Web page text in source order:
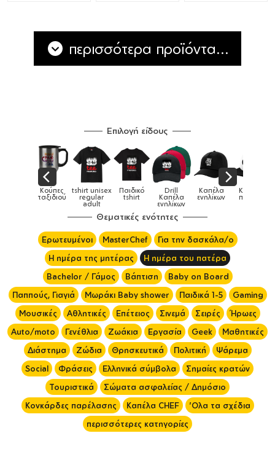
περισσότερα προϊόντα...
Επιλογή είδους
Drill
Καπέλα
ενηλίκων
Καπέλα
ενηλίκων
Καπέλα
παιδικά Κούπες Κούπες
ειδικές
Θεματικές ενότητες
Ερωτευμένοι MasterChef
Για την δασκάλα/ο
Η ημέρα της μητέρας
Η ημέρα του πατέρα
Bachelor / Γάμος
Βάπτιση
Baby on Board
Παππούς, Γιαγιά
Μωράκι Baby shower Παιδικά 1-5
Gaming
Μουσικές
Αθλητικές Επέτειος Σινεμά Σειρές
Ήρωες
Auto/moto
Γενέθλια Ζωάκια Εργασία Geek
Μαθητικές
Διάστημα
Ζώδια Θρησκευτικά Πολιτική
Ψάρεμα
Social
Φράσεις Ελληνικά σύμβολα
Σημαίες κρατών
Τουριστικά
Σώματα ασφαλείας / Δημόσιο
Κονκάρδες παρέλασης
Καπέλα CHEF
'Ολα τα σχέδια
περισσότερες κατηγορίες